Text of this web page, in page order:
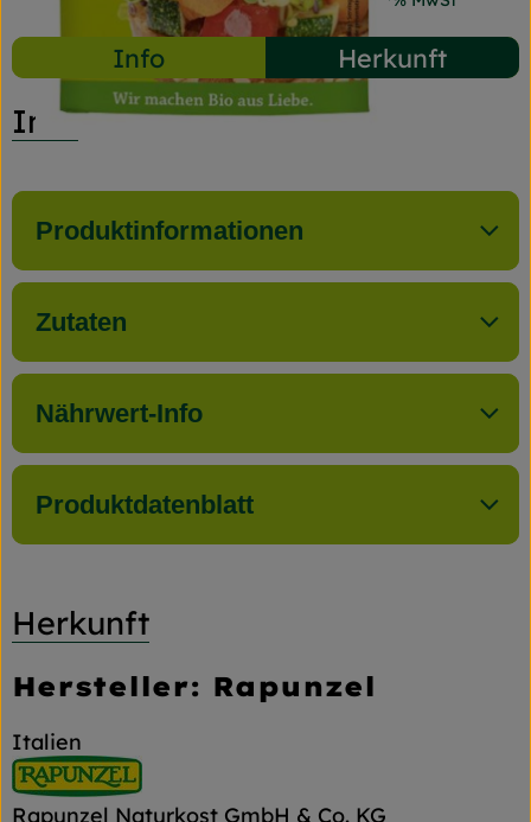
Info Herkunft
Info
Produktinformationen
Zutaten
Nährwert-Info
Produktdatenblatt
Herkunft
Hersteller: Rapunzel
Italien
Rapunzel Naturkost GmbH & Co. KG